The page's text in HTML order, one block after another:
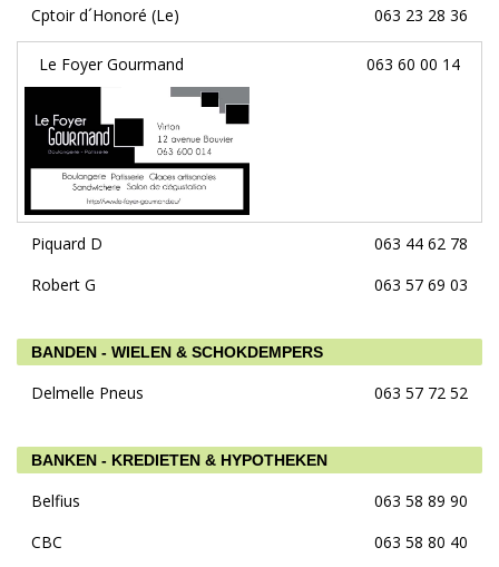
Cptoir d´Honoré (Le)
063 23 28 36
Le Foyer Gourmand 063 60 00 14
Piquard D
063 44 62 78
Robert G
063 57 69 03
BANDEN - WIELEN & SCHOKDEMPERS
Delmelle Pneus 063 57 72 52
BANKEN - KREDIETEN & HYPOTHEKEN
Belfius
063 58 89 90
CBC
063 58 80 40